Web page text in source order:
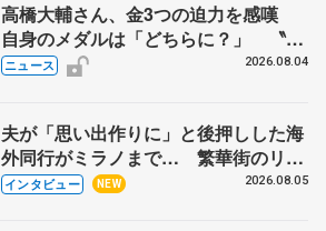
高橋大輔さん、金3つの迫力を感嘆
自身のメダルは「どちらに？」 〝リ
ス兄弟〟オリンピック3連覇の野村忠
ニュース 2026.08.04
夫が「思い出作りに」と後押しした海
外同行がミラノまで… 繁華街のリン
クでは不良のお兄さんも味方に 小林
インタビュー NEW 2026.08.05